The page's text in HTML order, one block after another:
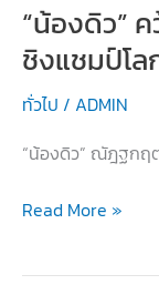
“น้องดิว”
ชิงแชมป์โล
ทั่วไป / ADMIN
“น้องดิว” ณัฎฐกฤ
“น้อง
คว้า
Read More »